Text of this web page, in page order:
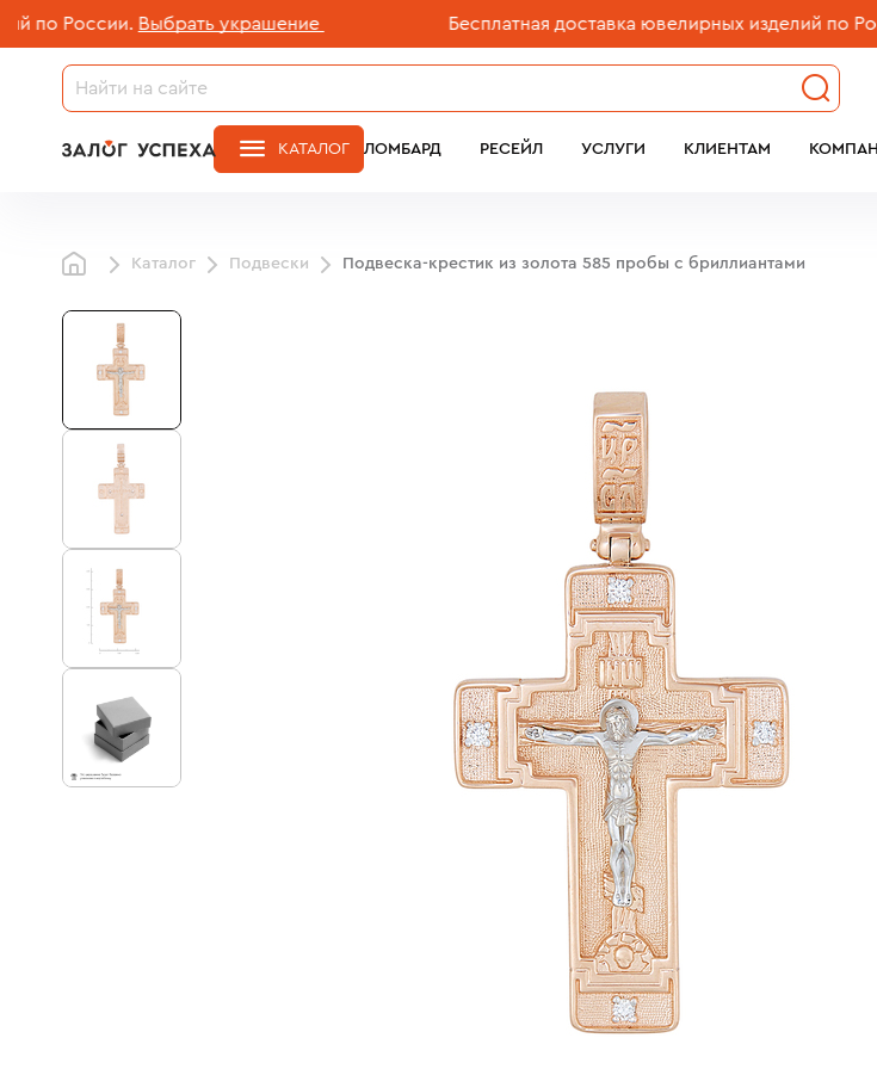
России. Выбрать украшение Бесплатная доставка ювелирных изделий по России.
ЛОМБАРД РЕСЕЙЛ УСЛУГИ КЛИЕНТАМ
КАТАЛОГ
Каталог Подвески Подвеска-крестик из золота 585 пробы с бриллиантами